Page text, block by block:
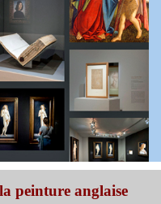
peinture anglaise